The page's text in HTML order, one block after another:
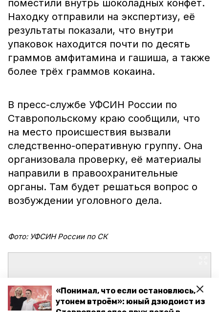
«Понимал, что если остановлюсь,
утонем втроём»: юный дзюдоист из
поместили внутрь шоколадных конфет.
Находку отправили на экспертизу, её
результаты показали, что внутри
упаковок находится почти по десять
граммов амфитамина и гашиша, а также
более трёх граммов кокаина.
В пресс-службе УФСИН России по
Ставропольскому краю сообщили, что
на место происшествия вызвали
следственно-оперативную группу. Она
организовала проверку, её материалы
направили в правоохранительные
органы. Там будет решаться вопрос о
возбуждении уголовного дела.
Фото: УФСИН России по СК